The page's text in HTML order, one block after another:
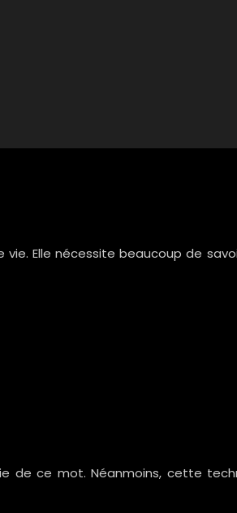
Elle nécessite beaucoup de
de ce mot. Néanmoins, cette